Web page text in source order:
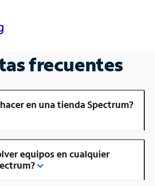
frecuentes
en una tienda Spectrum?
equipos en cualquier